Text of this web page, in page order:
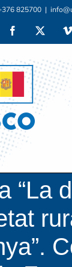
825700 |
Facebook
“La